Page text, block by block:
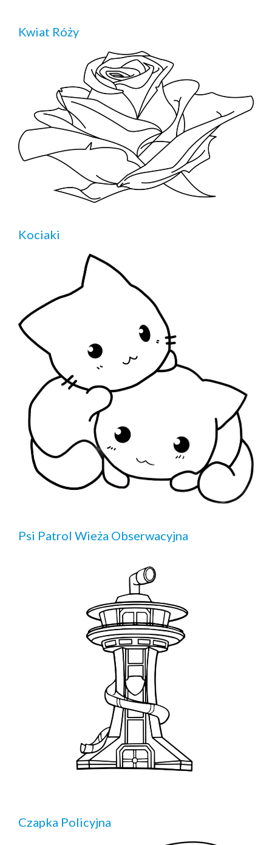
Kwiat Róży
Kociaki
Psi Patrol Wieża Obserwacyjna
Czapka Policyjna